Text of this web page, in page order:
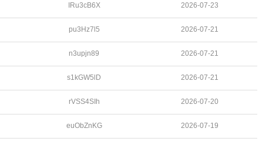
IRu3cB6X 2026-07-23
pu3Hz7l5 2026-07-21
n3upjn89 2026-07-21
s1kGW5lD 2026-07-21
rVSS4SIh 2026-07-20
euObZnKG 2026-07-19